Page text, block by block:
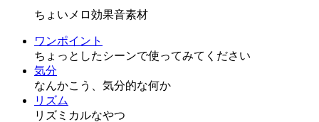
ちょいメロ効果音素材
ワンポイント
ちょっとしたシーンで使ってみてください
気分
なんかこう、気分的な何か
リズム
リズミカルなやつ